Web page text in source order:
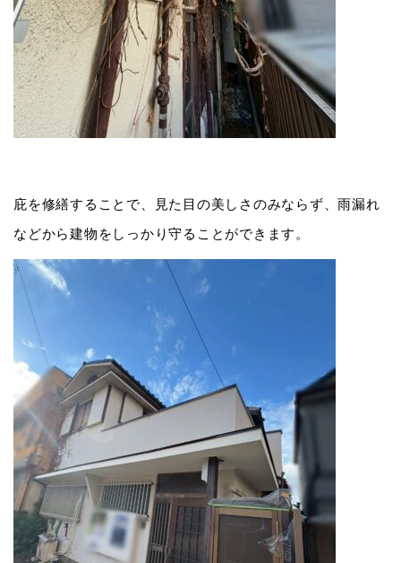
庇を修繕することで、見た目の美しさのみならず、雨漏れ
などから建物をしっかり守ることができます。